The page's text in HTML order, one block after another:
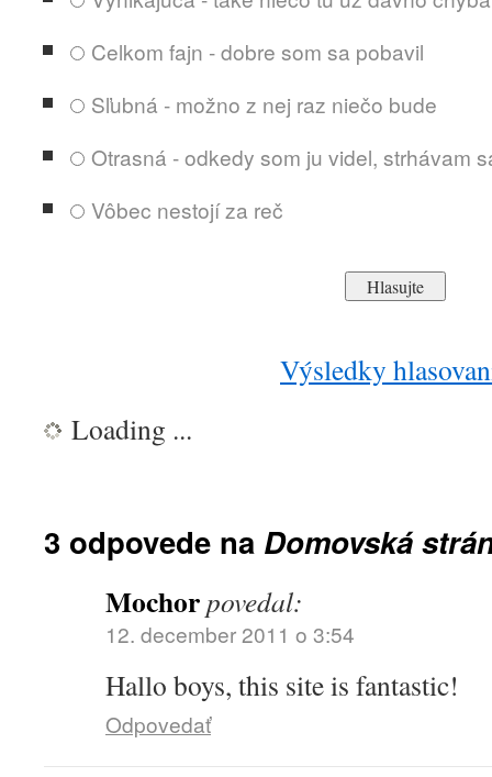
Celkom fajn - dobre som sa pobavil
Sľubná - možno z nej raz niečo bude
Otrasná - odkedy som ju videl, strhávam
Vôbec nestojí za reč
Výsledky
Loading ...
3 odpovede na Domovská
Mochorpovedal:
12. december 2011 o 3:54
Hallo boys, this site is fantastic!
Odpovedať